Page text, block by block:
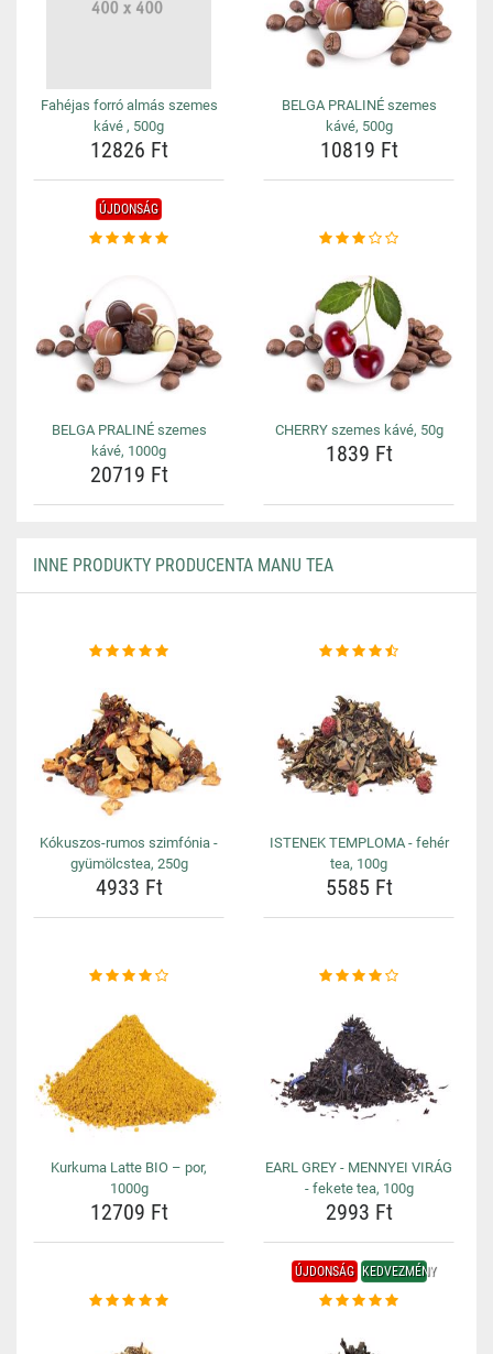
Fahéjas forró almás szemes
kávé , 500g
12826 Ft
BELGA PRALINÉ szemes
kávé, 500g
10819 Ft
ÚJDONSÁG
BELGA PRALINÉ szemes
kávé, 1000g
20719 Ft
CHERRY szemes kávé, 50g
1839 Ft
INNE PRODUKTY PRODUCENTA MANU TEA
Kókuszos-rumos szimfónia -
gyümölcstea, 250g
4933 Ft
ISTENEK TEMPLOMA - fehér
tea, 100g
5585 Ft
Kurkuma Latte BIO – por,
1000g
12709 Ft
EARL GREY - MENNYEI VIRÁG
- fekete tea, 100g
2993 Ft
ÚJDONSÁG KEDVEZMÉNY